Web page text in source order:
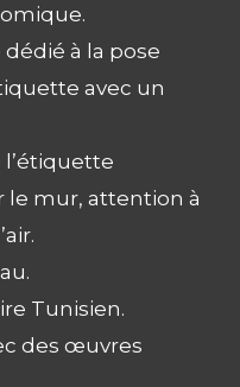
dédié à la pose
avec un
l’étiquette
le mur, attention à
Tunisien.
des œuvres